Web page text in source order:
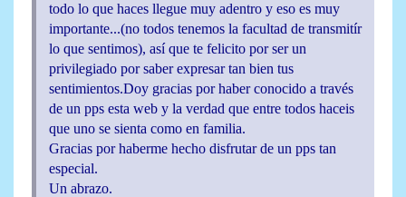
todo lo que haces llegue muy adentro y eso es muy
importante...(no todos tenemos la facultad de transmitír
lo que sentimos), así que te felicito por ser un
privilegiado por saber expresar tan bien tus
sentimientos.Doy gracias por haber conocido a través
de un pps esta web y la verdad que entre todos haceis
que uno se sienta como en familia.
Gracias por haberme hecho disfrutar de un pps tan
especial.
Un abrazo.